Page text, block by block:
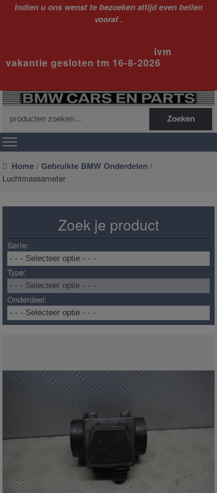
Indien u ons wenst te bezoeken altijd even bellen
vooraf .
ivm
vakantie gesloten tm 16-8-2026
naar:
Zoeken
Home / Gebruikte BMW Onderdelen /
Luchtmassameter
Zoek je product
Serie:
Type:
Onderdeel: